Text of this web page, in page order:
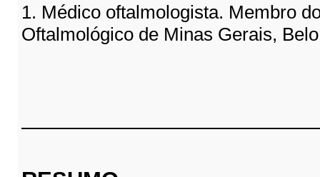
1. Médico oftalmologista. Membro
Oftalmológico de Minas Gerais,